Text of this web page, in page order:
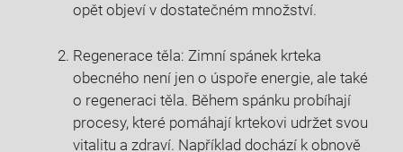
opět objeví v dostatečném množství.
Regenerace těla: Zimní spánek krteka
obecného není jen o úspoře energie, ale také
o regeneraci těla. Během spánku probíhají
procesy, které pomáhají krtekovi udržet svou
vitalitu a zdraví. Například dochází k obnově